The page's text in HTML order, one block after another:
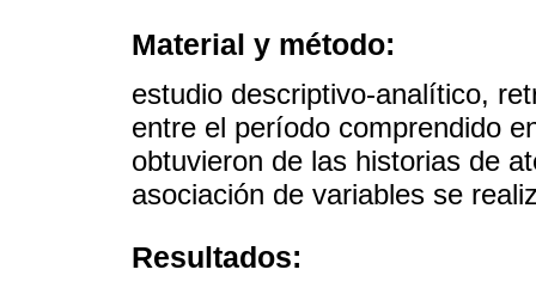
Material y método:
estudio descriptivo-analítico,
entre el período comprendido
obtuvieron de las historias de
asociación de variables se
Resultados: